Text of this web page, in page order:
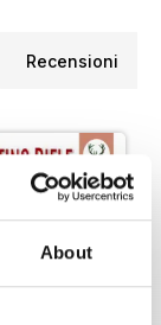
About
Recensioni